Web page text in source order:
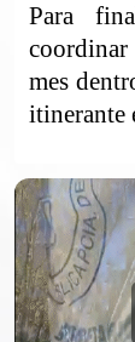
Para
mes
itinerante